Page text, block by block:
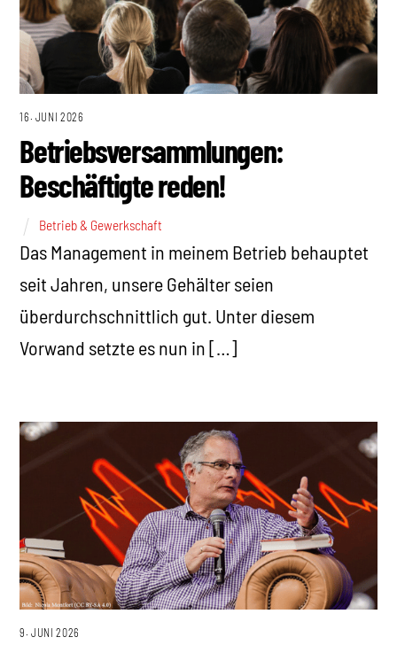
16. JUNI 2026
Betriebsversammlungen:
Beschäftigte reden!
Betrieb & Gewerkschaft
Das Management in meinem Betrieb behauptet
seit Jahren, unsere Gehälter seien
überdurchschnittlich gut. Unter diesem
Vorwand setzte es nun in […]
9. JUNI 2026